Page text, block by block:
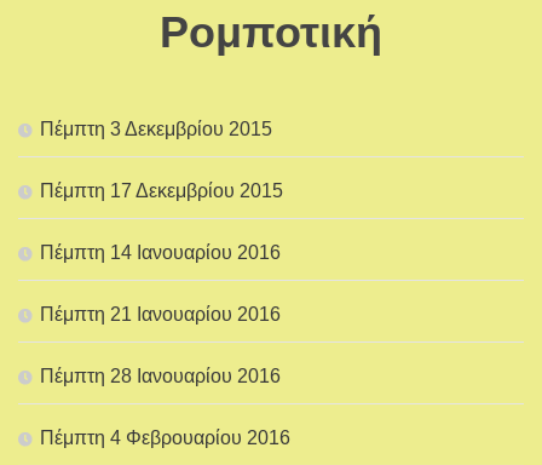
Ρομποτική
Πέμπτη 3 Δεκεμβρίου 2015
Πέμπτη 17 Δεκεμβρίου 2015
Πέμπτη 14 Ιανουαρίου 2016
Πέμπτη 21 Ιανουαρίου 2016
Πέμπτη 28 Ιανουαρίου 2016
Πέμπτη 4 Φεβρουαρίου 2016